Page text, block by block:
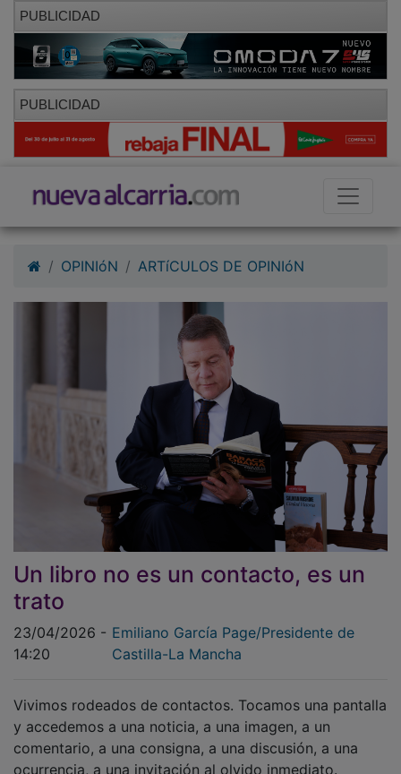
PUBLICIDAD
PUBLICIDAD
Un libro no es un contacto, es un
trato
14:20
Castilla-La Mancha
y accedemos a una noticia, a una imagen, a un
comentario, a una consigna, a una discusión, a una
ocurrencia, a una invitación al olvido inmediato.